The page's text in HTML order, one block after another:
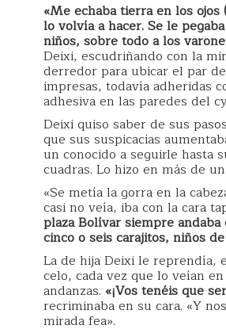
«Me echaba tierra en los ojos
lo volvía a hacer. Se le
niños, sobre todo a los
Deixi, escudriñando con la
derredor para ubicar el par
impresas, todavía adheridas
adhesiva en las paredes del
Deixi quiso saber de sus
que sus suspicacias
un conocido a seguirle hasta
cuadras. Lo hizo en más de
«Se metía la gorra en la
casi no veía, iba con la cara
plaza Bolívar siempre andaba
cinco o seis carajitos, niños
La de hija Deixi le reprendía,
celo, cada vez que lo veían en
andanzas. «¡Vos tenéis que
recriminaba en su cara. «Y
mirada fea».